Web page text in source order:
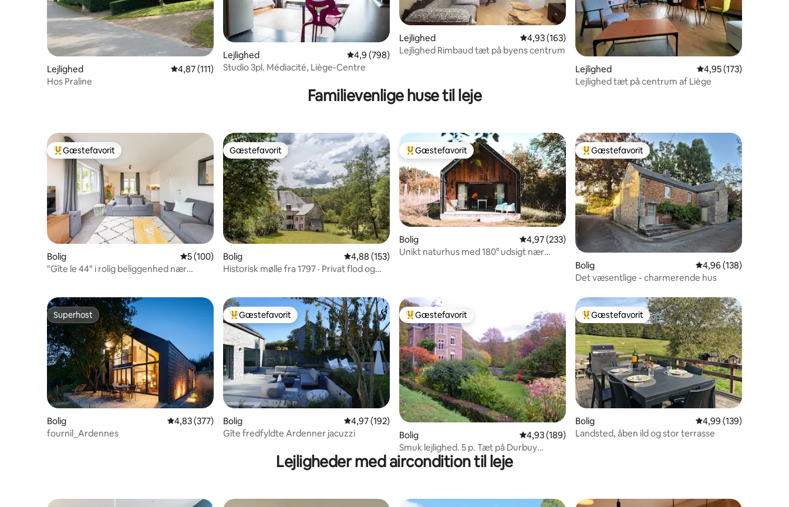
Lejlighed 4,87 ud af 5 i gennemsnitlig bedømmelse, 111 omtaler
4,87 (111)
Hos Praline
Lejlighed 4,9 ud af 5 i gennemsnitlig bedømmelse, 798 omtaler
4,9 (798)
Studio 3pl. Médiacité, Liège-Centre
Lejlighed 4,93 ud af 5 i gennemsnitlig bedømmelse, 163 omtaler
4,93 (163)
Lejlighed Rimbaud tæt på byens centrum
Lejlighed 4,95 ud af 5 i
4,95 (173)
Lejlighed tæt på centrum af Liège
Familievenlige huse til leje
Bedste gæstefavorit
Gæstefavorit
Bolig 5 ud af 5 i gennemsnitlig bedømmelse, 100 omtaler
5 (100)
"Gîte le 44" i rolig beliggenhed nær
Gæstefavorit
Gæstefavorit
Bolig 4,88 ud af 5 i gennemsnitlig bedømmelse, 153 omtaler
4,88 (153)
Historisk mølle fra 1797 · Privat flod og
Bedste gæstefavorit
Gæstefavorit
Bolig 4,97 ud af 5 i gennemsnitlig bedømmelse, 233 omtaler
4,97 (233)
Unikt naturhus med 180° udsigt nær
Bedste gæstefavorit
Gæstefavorit
Bolig 4,96 ud af 5 i
4,96 (138)
Det væsentlige - charmerende hus
Superhost
Superhost
Bolig 4,83 ud af 5 i gennemsnitlig bedømmelse, 377 omtaler
4,83 (377)
fournil_Ardennes
Bedste gæstefavorit
Gæstefavorit
Bolig 4,97 ud af 5 i gennemsnitlig bedømmelse, 192 omtaler
4,97 (192)
Gîte fredfyldte Ardenner jacuzzi
Bedste gæstefavorit
Gæstefavorit
Bolig 4,93 ud af 5 i gennemsnitlig bedømmelse, 189 omtaler
4,93 (189)
Smuk lejlighed. 5 p. Tæt på Durbuy
centrum
Bedste gæstefavorit
Gæstefavorit
Bolig 4,99 ud af 5 i
4,99 (139)
Landsted, åben ild og stor terrasse
Lejligheder med aircondition til leje